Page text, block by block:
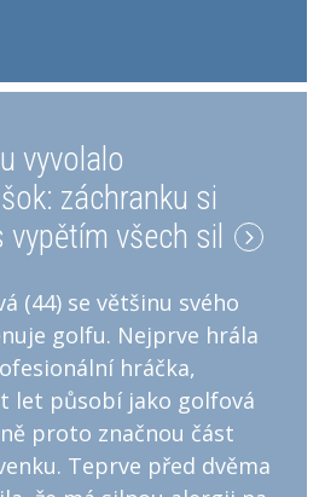
vyvolalo
záchranku si
všech sil
(44) se většinu svého
golfu. Nejprve hrála
hráčka,
let působí jako golfová
proto značnou část
Teprve před dvěma